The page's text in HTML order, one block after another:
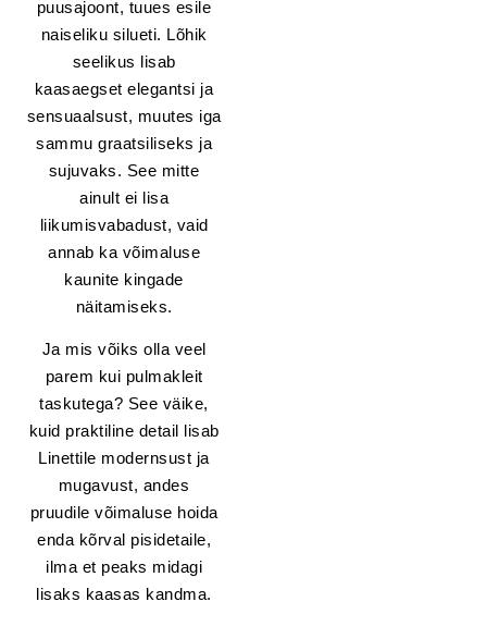
puusajoont, tuues esile
naiseliku silueti. Lõhik
seelikus lisab
kaasaegset elegantsi ja
sensuaalsust, muutes iga
sammu graatsiliseks ja
sujuvaks. See mitte
ainult ei lisa
liikumisvabadust, vaid
annab ka võimaluse
kaunite kingade
näitamiseks.
Ja mis võiks olla veel
parem kui pulmakleit
taskutega? See väike,
kuid praktiline detail lisab
Linettile modernsust ja
mugavust, andes
pruudile võimaluse hoida
enda kõrval pisidetaile,
ilma et peaks midagi
lisaks kaasas kandma.